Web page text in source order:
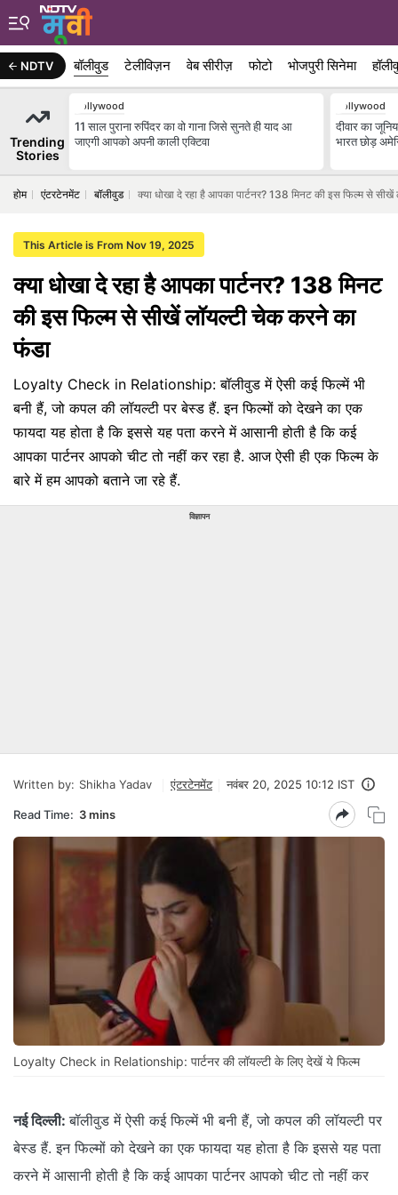
NDTV बॉलीवुड टेलीविज़न वेब सीरीज़ फोटो भोजपुरी सिनेमा
Trending
Stories
Bollywood
11 साल पुराना रुपिंदर का वो गाना जिसे सुनते ही याद आ
जाएगी आपको अपनी काली एक्टिवा
Bollywood
दीवार का
भारत छोड़
होम एंटरटेनमेंट बॉलीवुड क्या धोखा दे रहा है आपका पार्टनर? 138 मिनट की इस फिल्म से
This Article is From Nov 19, 2025
क्या धोखा दे रहा है आपका पार्टनर? 138 मिनट
की इस फिल्म से सीखें लॉयल्टी चेक करने का
फंडा
Loyalty Check in Relationship: बॉलीवुड में ऐसी कई फिल्में भी
बनी हैं, जो कपल की लॉयल्टी पर बेस्ड हैं. इन फिल्मों को देखने का एक
फायदा यह होता है कि इससे यह पता करने में आसानी होती है कि कई
आपका पार्टनर आपको चीट तो नहीं कर रहा है. आज ऐसी ही एक फिल्म के
बारे में हम आपको बताने जा रहे हैं.
विज्ञापन
Written by: Shikha Yadav एंटरटेनमेंट नवंबर 20, 2025 10:12 IST
Read Time: 3 mins
Loyalty Check in Relationship: पार्टनर की लॉयल्टी के लिए देखें ये फिल्म
नई दिल्ली: बॉलीवुड में ऐसी कई फिल्में भी बनी हैं, जो कपल की लॉयल्टी पर
बेस्ड हैं. इन फिल्मों को देखने का एक फायदा यह होता है कि इससे यह पता
करने में आसानी होती है कि कई आपका पार्टनर आपको चीट तो नहीं कर